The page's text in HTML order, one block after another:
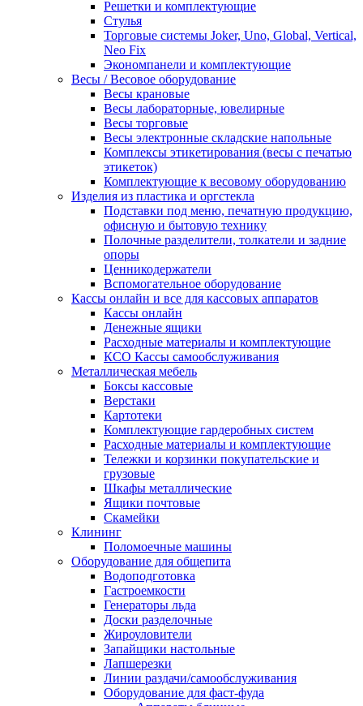
Решетки и комплектующие
Стулья
Торговые системы Joker, Uno, Global, Vertical,
Neo Fix
Экономпанели и комплектующие
Весы / Весовое оборудование
Весы крановые
Весы лабораторные, ювелирные
Весы торговые
Весы электронные складские напольные
Комплексы этикетирования (весы с печатью
этикеток)
Комплектующие к весовому оборудованию
Изделия из пластика и оргстекла
Подставки под меню, печатную продукцию,
офисную и бытовую технику
Полочные разделители, толкатели и задние
опоры
Ценникодержатели
Вспомогательное оборудование
Кассы онлайн и все для кассовых аппаратов
Кассы онлайн
Денежные ящики
Расходные материалы и комплектующие
КСО Кассы самообслуживания
Металлическая мебель
Боксы кассовые
Верстаки
Картотеки
Комплектующие гардеробных систем
Расходные материалы и комплектующие
Тележки и корзинки покупательские и
грузовые
Шкафы металлические
Ящики почтовые
Скамейки
Клининг
Поломоечные машины
Оборудование для общепита
Водоподготовка
Гастроемкости
Генераторы льда
Доски разделочные
Жироуловители
Запайщики настольные
Лапшерезки
Линии раздачи/самообслуживания
Оборудование для фаст-фуда